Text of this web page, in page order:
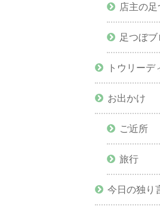
店主の
足つぼブ
トウリーデ
お出かけ
ご近所
旅行
今日の独り